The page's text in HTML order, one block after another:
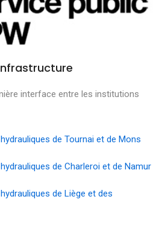
interface entre les institutions
de Tournai et de Mons
de Charleroi et de Namur
de Liège et des